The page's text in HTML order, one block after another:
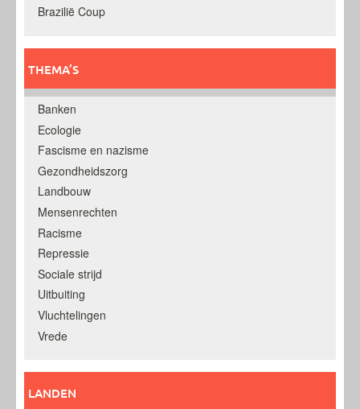
Brazilië Coup
THEMA’S
Banken
Ecologie
Fascisme en nazisme
Gezondheidszorg
Landbouw
Mensenrechten
Racisme
Repressie
Sociale strijd
Uitbuiting
Vluchtelingen
Vrede
LANDEN